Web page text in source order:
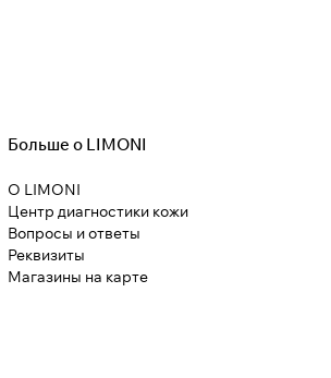
Больше о LIMONI
О LIMONI
Центр диагностики кожи
Вопросы и ответы
Реквизиты
Магазины на карте